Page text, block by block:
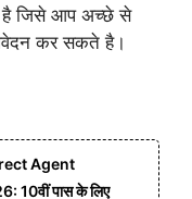
है जिसे आप अच्छे से
कर सकते है।
Agent
10वीं पास के लिए